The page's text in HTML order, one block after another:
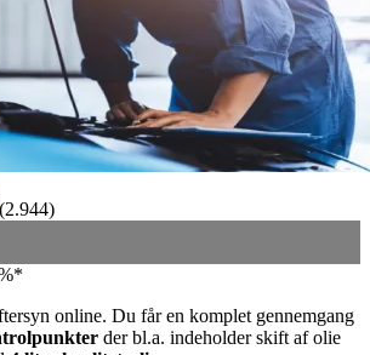
(2.944)
online. Du får en komplet gennemgang
der bl.a. indeholder skift af olie